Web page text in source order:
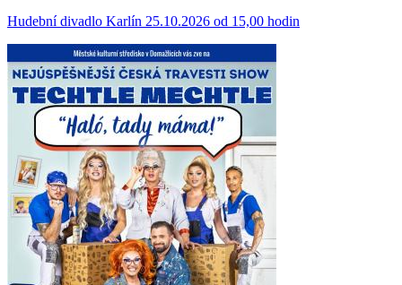
Hudební divadlo Karlín 25.10.2026 od 15,00 hodin